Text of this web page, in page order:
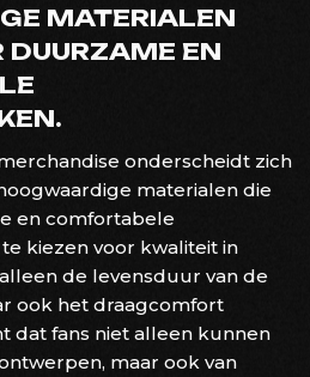
MATERIALEN
DUURZAME EN
onderscheidt zich
materialen die
en comfortabele
kiezen voor kwaliteit in
de levensduur van de
ook het draagcomfort
dat fans niet alleen kunnen
maar ook van